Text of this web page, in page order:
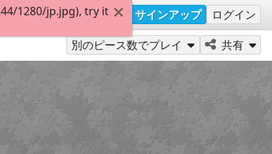
サインアップ ログイン
別のピース数でプレイ 共有
1280/jp.jpg), try it